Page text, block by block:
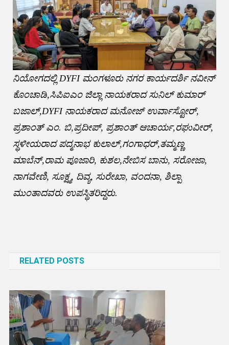
ನಿಯೋಗದಲ್ಲಿ DYFI ಮಂಗಳೂರು ನಗರ ಕಾರ್ಯದರ್ಶಿ ನವೀನ್
ಕೊಂಚಾಡಿ,ಸಿಪಿಐಎಂ ಜಿಲ್ಲಾ ನಾಯಕರಾದ ಸುನಿಲ್ ಕುಮಾರ್
ಬಜಾಲ್,DYFI ನಾಯಕರಾದ ಮನೋಜ್ ಉರ್ವಾಸ್ಟೋರ್,
ಪ್ರಶಾಂತ್ ಎಂ. ಬಿ,ಪ್ರದೀಪ್, ಪ್ರಶಾಂತ್ ಆಚಾರ್ಯ,ರಘುವೀರ್,
ಸ್ಥಳೀಯರಾದ ಪದ್ಮನಾಭ ಕುಲಾಲ್,ಗಂಗಾಧರ್,ತಮ್ಮಣ್ಣ
ಮಾಬೆನ್,ರಾಮ ಪೂಜಾರಿ, ಕುಶಲ,ನೇಬಿಸ ಬಾನು, ಸರೋಜಾ,
ನಾಗವೇಣಿ, ಸೂಕ್ಷ್ಮ, ದಿವ್ಯ, ಸುರೇಖಾ, ವಂದನಾ, ಶಿಲ್ಪಾ
ಮುಂತಾದವರು ಉಪಸ್ಥಿತರಿದ್ದರು.
RELATED POSTS